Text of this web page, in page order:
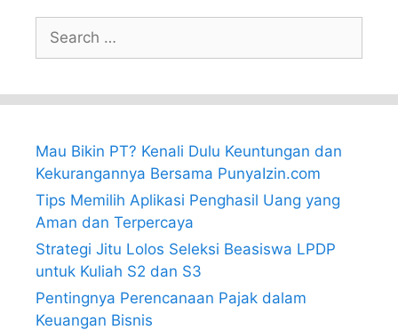
for:
Mau Bikin PT? Kenali Dulu Keuntungan dan
Kekurangannya Bersama PunyaIzin.com
Tips Memilih Aplikasi Penghasil Uang yang
Aman dan Terpercaya
Strategi Jitu Lolos Seleksi Beasiswa LPDP
untuk Kuliah S2 dan S3
Pentingnya Perencanaan Pajak dalam
Keuangan Bisnis